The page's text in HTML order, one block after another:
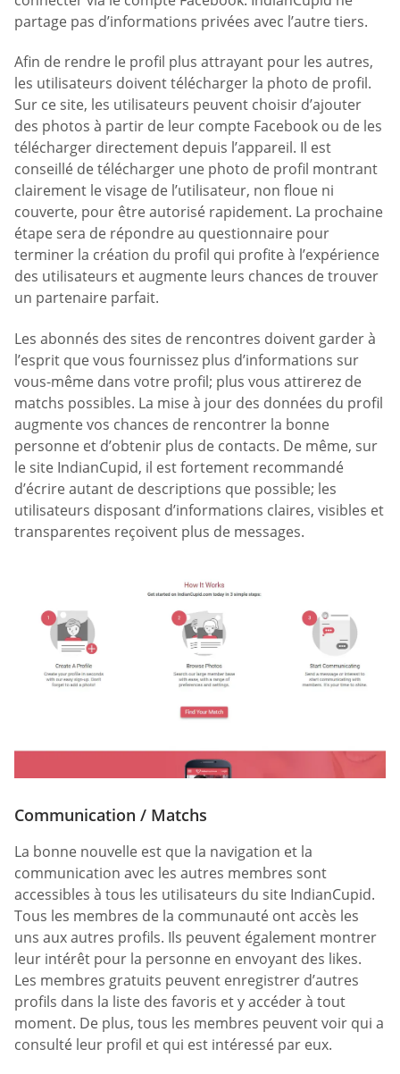
partage pas d’informations privées avec l’autre tiers.
Afin de rendre le profil plus attrayant pour les autres,
les utilisateurs doivent télécharger la photo de profil.
Sur ce site, les utilisateurs peuvent choisir d’ajouter
des photos à partir de leur compte Facebook ou de les
télécharger directement depuis l’appareil. Il est
conseillé de télécharger une photo de profil montrant
clairement le visage de l’utilisateur, non floue ni
couverte, pour être autorisé rapidement. La prochaine
étape sera de répondre au questionnaire pour
terminer la création du profil qui profite à l’expérience
des utilisateurs et augmente leurs chances de trouver
un partenaire parfait.
Les abonnés des sites de rencontres doivent garder à
l’esprit que vous fournissez plus d’informations sur
vous-même dans votre profil; plus vous attirerez de
matchs possibles. La mise à jour des données du profil
augmente vos chances de rencontrer la bonne
personne et d’obtenir plus de contacts. De même, sur
le site IndianCupid, il est fortement recommandé
d’écrire autant de descriptions que possible; les
utilisateurs disposant d’informations claires, visibles et
transparentes reçoivent plus de messages.
Communication / Matchs
La bonne nouvelle est que la navigation et la
communication avec les autres membres sont
accessibles à tous les utilisateurs du site IndianCupid.
Tous les membres de la communauté ont accès les
uns aux autres profils. Ils peuvent également montrer
leur intérêt pour la personne en envoyant des likes.
Les membres gratuits peuvent enregistrer d’autres
profils dans la liste des favoris et y accéder à tout
moment. De plus, tous les membres peuvent voir qui a
consulté leur profil et qui est intéressé par eux.